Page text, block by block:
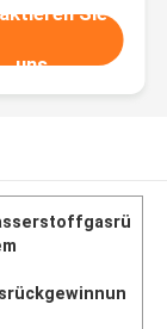
Sie
uns